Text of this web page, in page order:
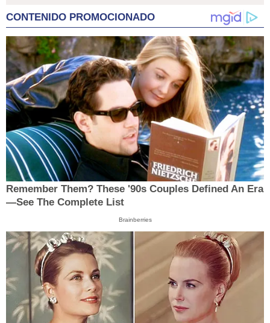
CONTENIDO PROMOCIONADO
Remember Them? These '90s Couples Defined An Era
—See The Complete List
Brainberries